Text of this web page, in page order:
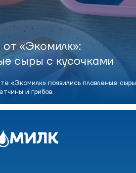
«Экомилк»:
сыры с кусочками
«Экомилк» появились плавленые сыры
и грибов.